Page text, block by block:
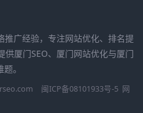
推广经验，专注网站优化、排名提
厦门SEO、厦门网站优化与厦门
。
闽ICP备08101933号-5 网